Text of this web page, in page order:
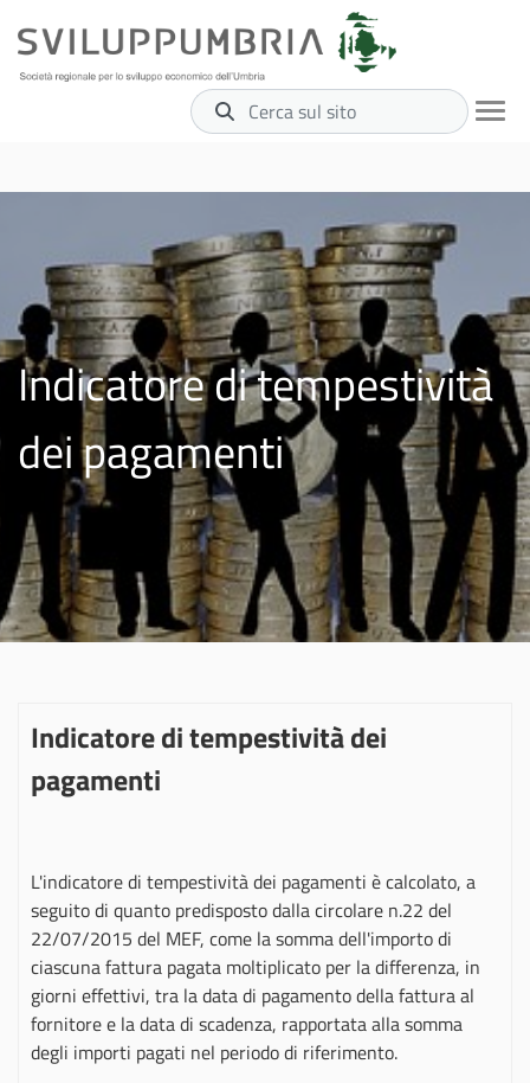
Cerca sul sito
Indicatore di tempestività
dei pagamenti
Indicatore di tempestività dei
pagamenti
L'indicatore di tempestività dei pagamenti è calcolato, a
seguito di quanto predisposto dalla circolare n.22 del
22/07/2015 del MEF, come la somma dell'importo di
ciascuna fattura pagata moltiplicato per la differenza, in
giorni effettivi, tra la data di pagamento della fattura al
fornitore e la data di scadenza, rapportata alla somma
degli importi pagati nel periodo di riferimento.